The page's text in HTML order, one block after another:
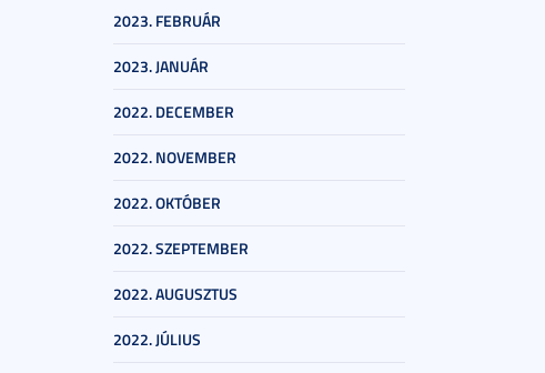
2023. FEBRUÁR
2023. JANUÁR
2022. DECEMBER
2022. NOVEMBER
2022. OKTÓBER
2022. SZEPTEMBER
2022. AUGUSZTUS
2022. JÚLIUS